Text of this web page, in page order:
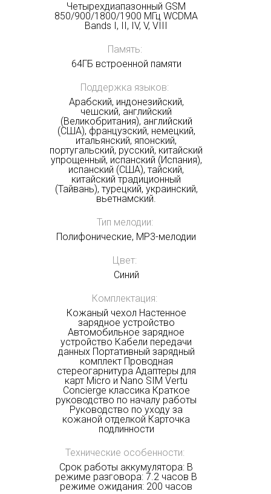
Четырехдиапазонный GSM
850/900/1800/1900 МГц WCDMA
Bands I, II, IV, V, VIII
Память:
64ГБ встроенной памяти
Поддержка языков:
Арабский, индонезийский,
чешский, английский
(Великобритания), английский
(США), французский, немецкий,
итальянский, японский,
португальский, русский, китайский
упрощенный, испанский (Испания),
испанский (США), тайский,
китайский традиционный
(Тайвань), турецкий, украинский,
вьетнамский.
Тип мелодии:
Полифонические, MP3-мелодии
Цвет:
Синий
Комплектация:
Кожаный чехол Настенное
зарядное устройство
Автомобильное зарядное
устройство Кабели передачи
данных Портативный зарядный
комплект Проводная
стереогарнитура Адаптеры для
карт Micro и Nano SIM Vertu
Concierge классика Краткое
руководство по началу работы
Руководство по уходу за
кожаной отделкой Карточка
подлинности
Технические особенности:
Срок работы аккумулятора: В
режиме разговора: 7.2 часов В
режиме ожидания: 200 часов